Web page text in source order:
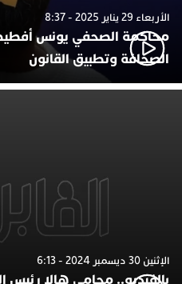
الأربعاء 29 يناير 2025 - 8:37
محاكمة الصحفي يونس
الصحافة وتطبيق القانون
الإثنين 30 ديسمبر 2024 - 6:13
بالفيديو.. محامي هالا رئيس